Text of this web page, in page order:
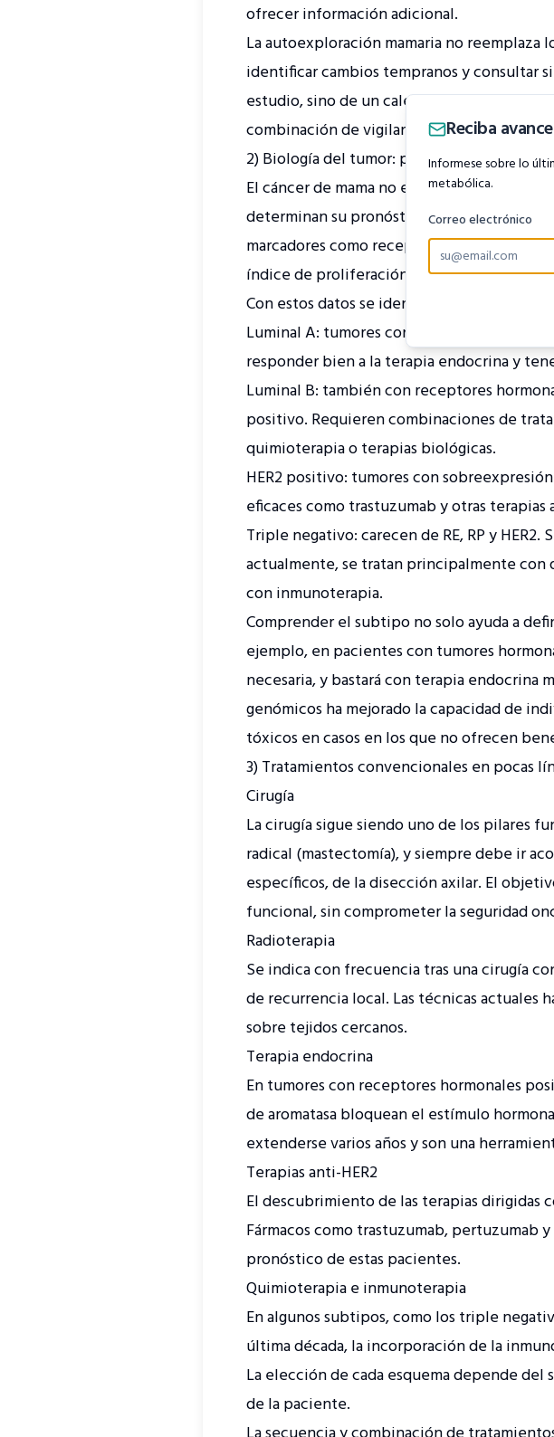
ofrecer información adicional.
La autoexploración mamaria no reemplaza
identificar cambios tempranos y consultar
estudio, sino de un calendario de
combinación de vigilancia clínica y
2) Biología del tumor: por qué hablar de
El cáncer de mama no es una enfermedad
determinan su pronóstico y la estrategia
marcadores como receptores de estrógeno
índice de proliferación Ki-67, el grado
Con estos datos se identifican subtipos
Luminal A: tumores con receptores
responder bien a la terapia endocrina y
Luminal B: también con receptores
positivo. Requieren combinaciones de
quimioterapia o terapias biológicas.
HER2 positivo: tumores con
eficaces como trastuzumab y otras terapias
Triple negativo: carecen de RE, RP y
actualmente, se tratan principalmente
con inmunoterapia.
Comprender el subtipo no solo ayuda a
ejemplo, en pacientes con tumores
necesaria, y bastará con terapia endocrina
genómicos ha mejorado la capacidad de
tóxicos en casos en los que no ofrecen
3) Tratamientos convencionales en pocas
Cirugía
La cirugía sigue siendo uno de los pilares
radical (mastectomía), y siempre debe ir
específicos, de la disección axilar. El
funcional, sin comprometer la seguridad
Radioterapia
Se indica con frecuencia tras una cirugía
de recurrencia local. Las técnicas actuales
sobre tejidos cercanos.
Terapia endocrina
En tumores con receptores hormonales
de aromatasa bloquean el estímulo
extenderse varios años y son una
Terapias anti-HER2
El descubrimiento de las terapias dirigidas
Fármacos como trastuzumab, pertuzumab
pronóstico de estas pacientes.
Quimioterapia e inmunoterapia
En algunos subtipos, como los triple
última década, la incorporación de la
La elección de cada esquema depende
de la paciente.
Reciba
Informese sobre lo
metabólica.
Correo electrónico